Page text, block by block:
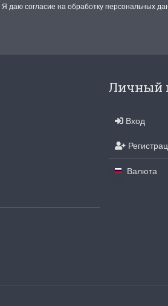
Я даю согласие на обработку персональных
Личный
Вход
Валюта